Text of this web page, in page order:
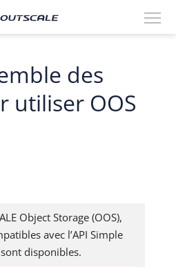
des
utiliser OOS
Object Storage (OOS),
avec l’API Simple
sont disponibles.